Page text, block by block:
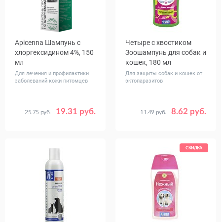
Apicenna Шампунь с
хлоргексидином 4%, 150
мл
Для лечения и профилактики
заболеваний кожи питомцев
19.31 руб.
25.75 руб.
Четыре с хвостиком
Зоошампунь для собак и
кошек, 180 мл
Для защиты собак и кошек от
эктопаразитов
8.62 руб.
11.49 руб.
СКИДКА